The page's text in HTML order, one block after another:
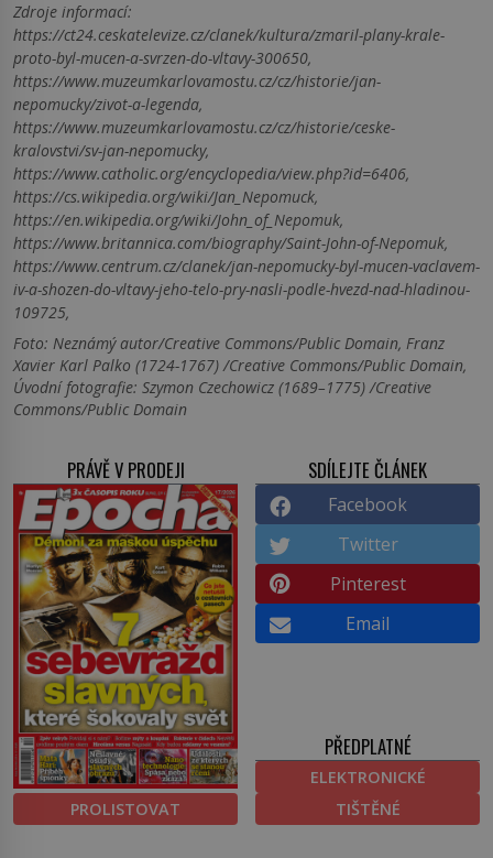
Zdroje informací:
https://ct24.ceskatelevize.cz/clanek/kultura/zmaril-plany-krale-
proto-byl-mucen-a-svrzen-do-vltavy-300650,
https://www.muzeumkarlovamostu.cz/cz/historie/jan-
nepomucky/zivot-a-legenda,
https://www.muzeumkarlovamostu.cz/cz/historie/ceske-
kralovstvi/sv-jan-nepomucky,
https://www.catholic.org/encyclopedia/view.php?id=6406,
https://cs.wikipedia.org/wiki/Jan_Nepomuck,
https://en.wikipedia.org/wiki/John_of_Nepomuk,
https://www.britannica.com/biography/Saint-John-of-Nepomuk,
https://www.centrum.cz/clanek/jan-nepomucky-byl-mucen-vaclavem-
iv-a-shozen-do-vltavy-jeho-telo-pry-nasli-podle-hvezd-nad-hladinou-
109725,
Foto: Neznámý autor/Creative Commons/Public Domain, Franz
Xavier Karl Palko (1724-1767) /Creative Commons/Public Domain,
Úvodní fotografie: Szymon Czechowicz (1689–1775) /Creative
Commons/Public Domain
PRÁVĚ V PRODEJI
PROLISTOVAT
SDÍLEJTE ČLÁNEK
Facebook
Twitter
Pinterest
Email
PŘEDPLATNÉ
ELEKTRONICKÉ
TIŠTĚNÉ